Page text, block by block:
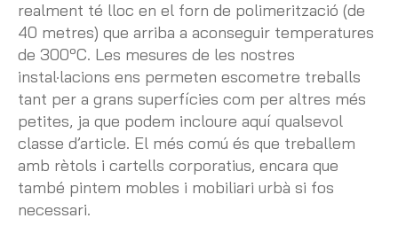
realment té lloc en el forn de polimerització (de
40 metres) que arriba a aconseguir temperatures
de 300ºC. Les mesures de les nostres
instal·lacions ens permeten escometre treballs
tant per a grans superfícies com per altres més
petites, ja que podem incloure aquí qualsevol
classe d’article. El més comú és que treballem
amb rètols i cartells corporatius, encara que
també pintem mobles i mobiliari urbà si fos
necessari.